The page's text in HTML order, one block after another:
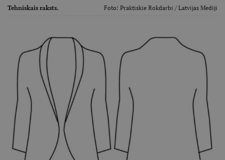
Tehniskais raksts. Foto: Praktiskie Rokdarbi / Latvijas Mediji